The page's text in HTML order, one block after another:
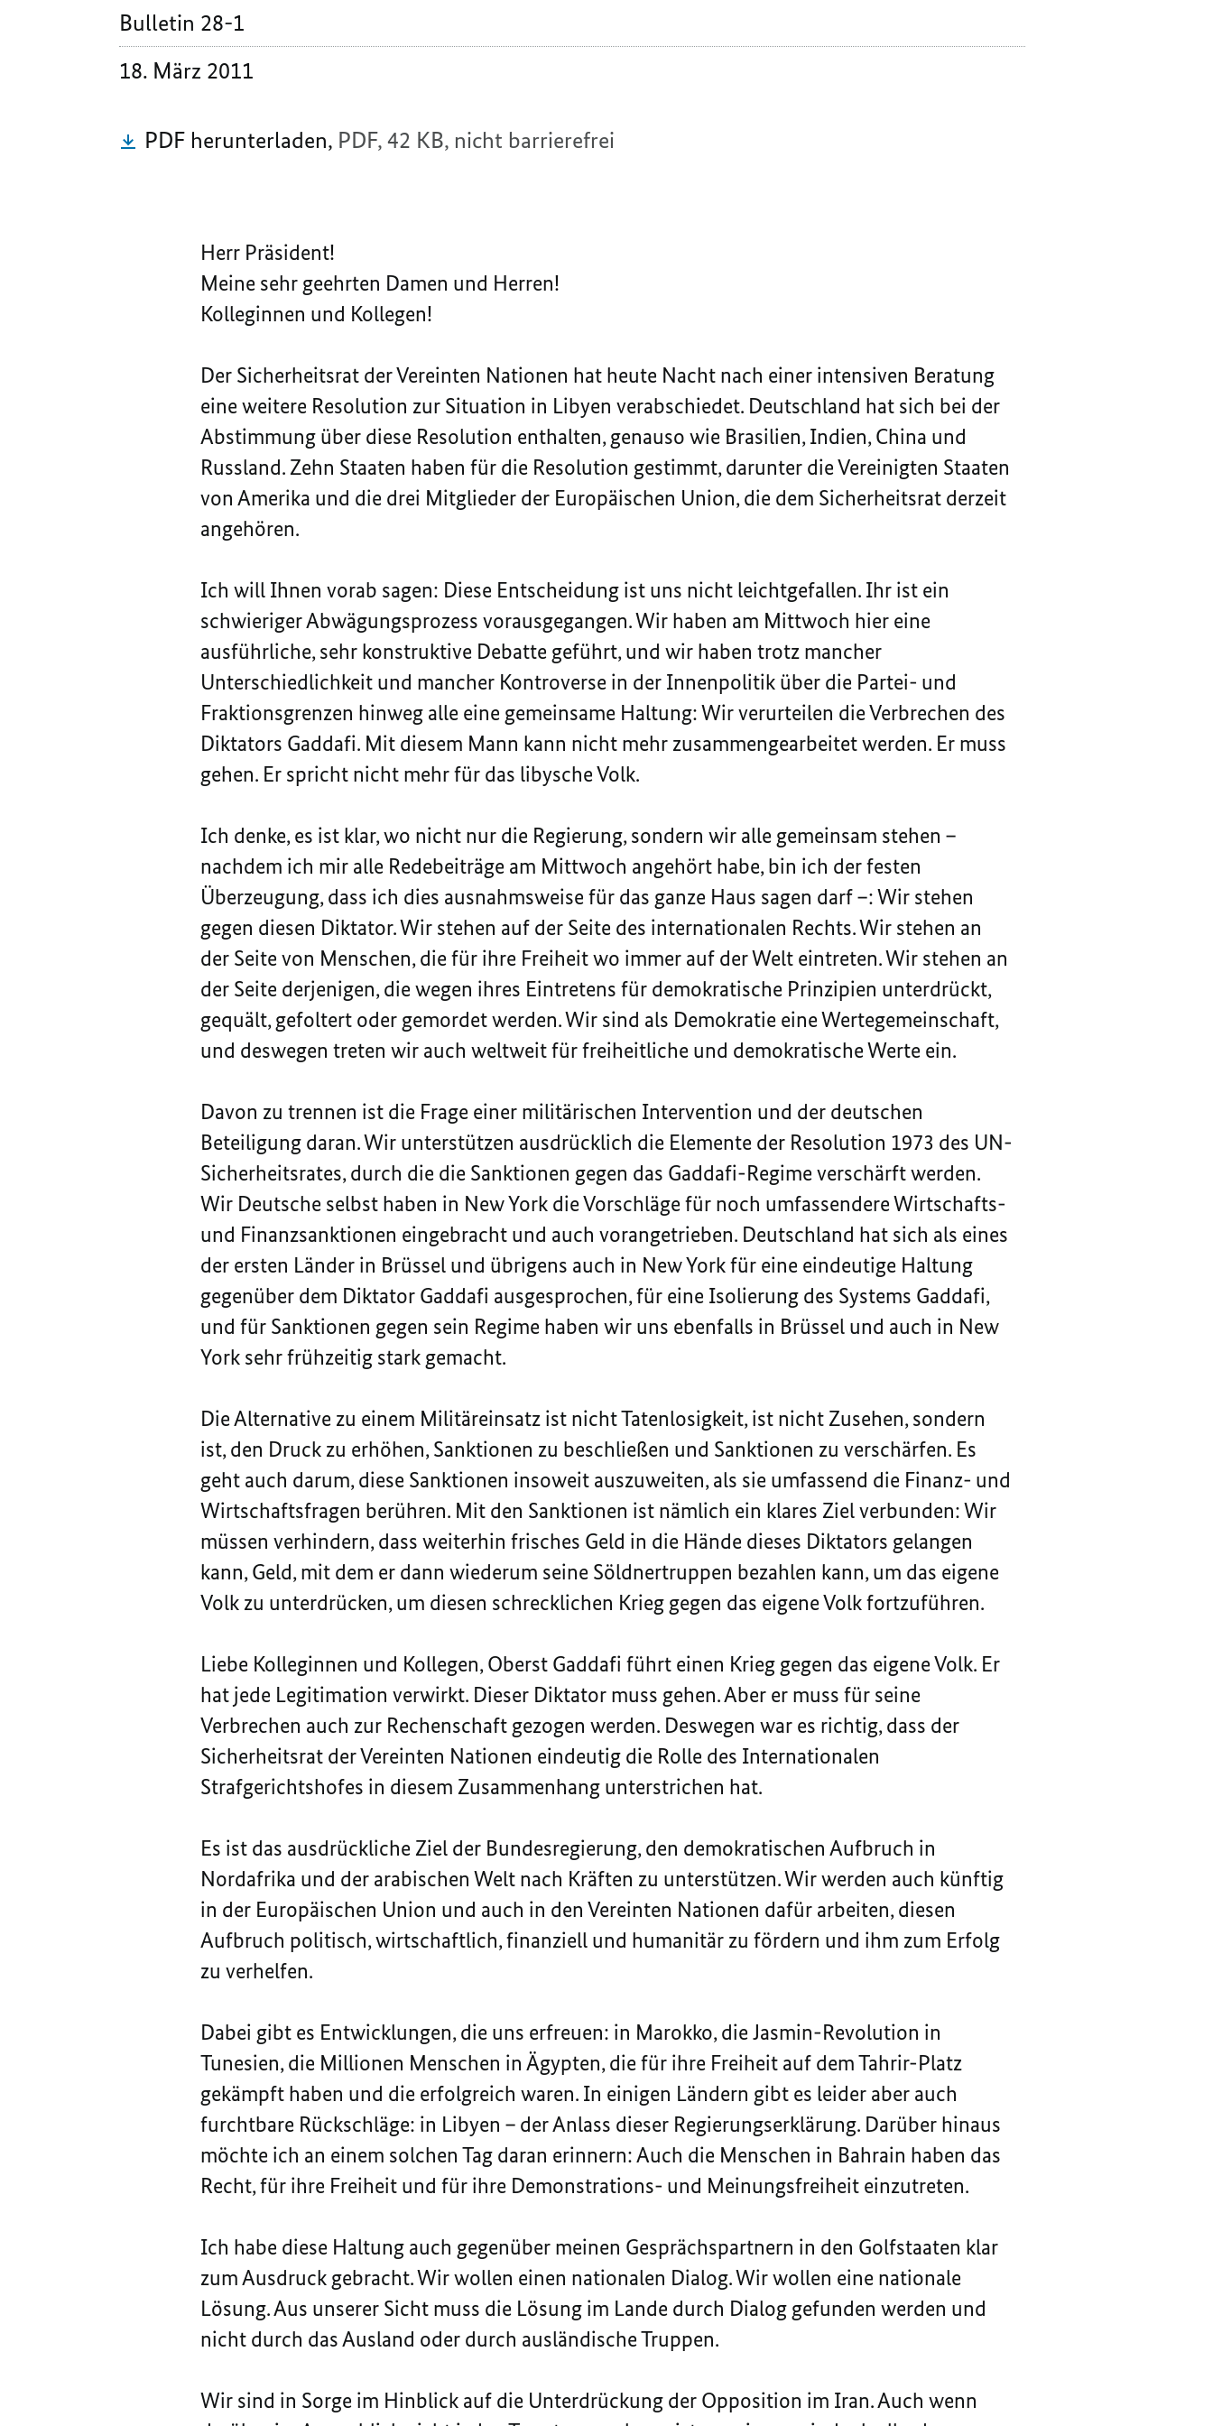
Bulletin 28-1
18. März 2011
PDF herunterladen, PDF, 42 KB, nicht barrierefrei
Herr Präsident!
Meine sehr geehrten Damen und Herren!
Kolleginnen und Kollegen!
Der Sicherheitsrat der Vereinten Nationen hat heute Nacht nach einer intensiven Beratung
eine weitere Resolution zur Situation in Libyen verabschiedet. Deutschland hat sich bei der
Abstimmung über diese Resolution enthalten, genauso wie Brasilien, Indien, China und
Russland. Zehn Staaten haben für die Resolution gestimmt, darunter die Vereinigten Staaten
von Amerika und die drei Mitglieder der Europäischen Union, die dem Sicherheitsrat derzeit
angehören.
Ich will Ihnen vorab sagen: Diese Entscheidung ist uns nicht leichtgefallen. Ihr ist ein
schwieriger Abwägungsprozess vorausgegangen. Wir haben am Mittwoch hier eine
ausführliche, sehr konstruktive Debatte geführt, und wir haben trotz mancher
Unterschiedlichkeit und mancher Kontroverse in der Innenpolitik über die Partei- und
Fraktionsgrenzen hinweg alle eine gemeinsame Haltung: Wir verurteilen die Verbrechen des
Diktators Gaddafi. Mit diesem Mann kann nicht mehr zusammengearbeitet werden. Er muss
gehen. Er spricht nicht mehr für das libysche Volk.
Ich denke, es ist klar, wo nicht nur die Regierung, sondern wir alle gemeinsam stehen –
nachdem ich mir alle Redebeiträge am Mittwoch angehört habe, bin ich der festen
Überzeugung, dass ich dies ausnahmsweise für das ganze Haus sagen darf –: Wir stehen
gegen diesen Diktator. Wir stehen auf der Seite des internationalen Rechts. Wir stehen an
der Seite von Menschen, die für ihre Freiheit wo immer auf der Welt eintreten. Wir stehen an
der Seite derjenigen, die wegen ihres Eintretens für demokratische Prinzipien unterdrückt,
gequält, gefoltert oder gemordet werden. Wir sind als Demokratie eine Wertegemeinschaft,
und deswegen treten wir auch weltweit für freiheitliche und demokratische Werte ein.
Davon zu trennen ist die Frage einer militärischen Intervention und der deutschen
Beteiligung daran. Wir unterstützen ausdrücklich die Elemente der Resolution 1973 des UN-
Sicherheitsrates, durch die die Sanktionen gegen das Gaddafi-Regime verschärft werden.
Wir Deutsche selbst haben in New York die Vorschläge für noch umfassendere Wirtschafts-
und Finanzsanktionen eingebracht und auch vorangetrieben. Deutschland hat sich als eines
der ersten Länder in Brüssel und übrigens auch in New York für eine eindeutige Haltung
gegenüber dem Diktator Gaddafi ausgesprochen, für eine Isolierung des Systems Gaddafi,
und für Sanktionen gegen sein Regime haben wir uns ebenfalls in Brüssel und auch in New
York sehr frühzeitig stark gemacht.
Die Alternative zu einem Militäreinsatz ist nicht Tatenlosigkeit, ist nicht Zusehen, sondern
ist, den Druck zu erhöhen, Sanktionen zu beschließen und Sanktionen zu verschärfen. Es
geht auch darum, diese Sanktionen insoweit auszuweiten, als sie umfassend die Finanz- und
Wirtschaftsfragen berühren. Mit den Sanktionen ist nämlich ein klares Ziel verbunden: Wir
müssen verhindern, dass weiterhin frisches Geld in die Hände dieses Diktators gelangen
kann, Geld, mit dem er dann wiederum seine Söldnertruppen bezahlen kann, um das eigene
Volk zu unterdrücken, um diesen schrecklichen Krieg gegen das eigene Volk fortzuführen.
Liebe Kolleginnen und Kollegen, Oberst Gaddafi führt einen Krieg gegen das eigene Volk. Er
hat jede Legitimation verwirkt. Dieser Diktator muss gehen. Aber er muss für seine
Verbrechen auch zur Rechenschaft gezogen werden. Deswegen war es richtig, dass der
Sicherheitsrat der Vereinten Nationen eindeutig die Rolle des Internationalen
Strafgerichtshofes in diesem Zusammenhang unterstrichen hat.
Es ist das ausdrückliche Ziel der Bundesregierung, den demokratischen Aufbruch in
Nordafrika und der arabischen Welt nach Kräften zu unterstützen. Wir werden auch künftig
in der Europäischen Union und auch in den Vereinten Nationen dafür arbeiten, diesen
Aufbruch politisch, wirtschaftlich, finanziell und humanitär zu fördern und ihm zum Erfolg
zu verhelfen.
Dabei gibt es Entwicklungen, die uns erfreuen: in Marokko, die Jasmin-Revolution in
Tunesien, die Millionen Menschen in Ägypten, die für ihre Freiheit auf dem Tahrir-Platz
gekämpft haben und die erfolgreich waren. In einigen Ländern gibt es leider aber auch
furchtbare Rückschläge: in Libyen – der Anlass dieser Regierungserklärung. Darüber hinaus
möchte ich an einem solchen Tag daran erinnern: Auch die Menschen in Bahrain haben das
Recht, für ihre Freiheit und für ihre Demonstrations- und Meinungsfreiheit einzutreten.
Ich habe diese Haltung auch gegenüber meinen Gesprächspartnern in den Golfstaaten klar
zum Ausdruck gebracht. Wir wollen einen nationalen Dialog. Wir wollen eine nationale
Lösung. Aus unserer Sicht muss die Lösung im Lande durch Dialog gefunden werden und
nicht durch das Ausland oder durch ausländische Truppen.
Wir sind in Sorge im Hinblick auf die Unterdrückung der Opposition im Iran. Auch wenn